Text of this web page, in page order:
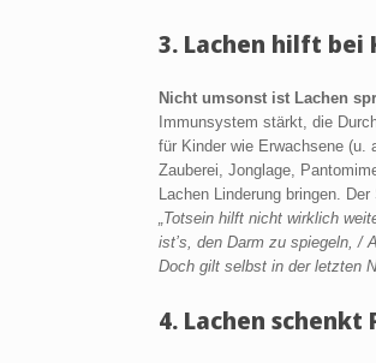
3. Lachen hilft bei
Nicht umsonst ist Lachen
Immunsystem stärkt, die
für Kinder wie Erwachsene (u.
Zauberei, Jonglage,
Lachen Linderung bringen.
„Totsein hilft nicht wirklich
ist’s, den Darm zu spiegeln, /
Doch gilt selbst in der letzten
4. Lachen schenkt